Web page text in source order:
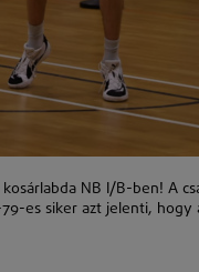
NB I/B-ben! A
es siker azt jelenti,